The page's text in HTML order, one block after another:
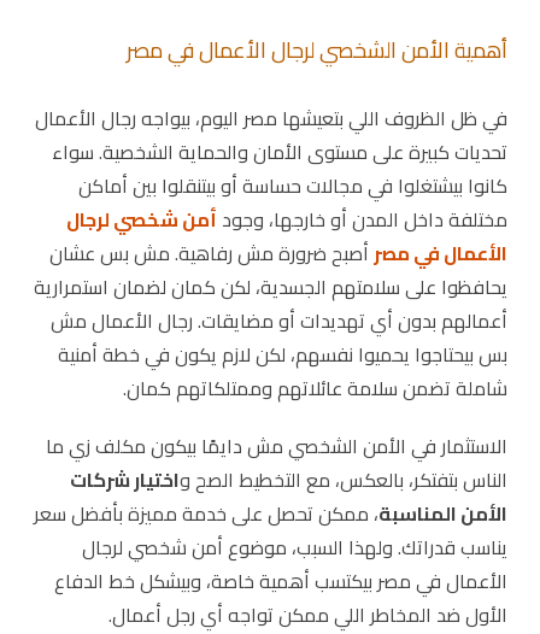
أهمية الأمن الشخصي لرجال الأعمال في مصر
في ظل الظروف اللي بتعيشها مصر اليوم، بيواجه رجال الأعمال
تحديات كبيرة على مستوى الأمان والحماية الشخصية. سواء
كانوا بيشتغلوا في مجالات حساسة أو بيتنقلوا بين أماكن
مختلفة داخل المدن أو خارجها، وجود أمن شخصي لرجال
الأعمال في مصر أصبح ضرورة مش رفاهية. مش بس عشان
يحافظوا على سلامتهم الجسدية، لكن كمان لضمان استمرارية
أعمالهم بدون أي تهديدات أو مضايقات. رجال الأعمال مش
بس بيحتاجوا يحميوا نفسهم، لكن لازم يكون في خطة أمنية
شاملة تضمن سلامة عائلاتهم وممتلكاتهم كمان.
الاستثمار في الأمن الشخصي مش دايمًا بيكون مكلف زي ما
الناس بتفتكر، بالعكس، مع التخطيط الصح واختيار شركات
الأمن المناسبة، ممكن تحصل على خدمة مميزة بأفضل سعر
يناسب قدراتك. ولهذا السبب، موضوع أمن شخصي لرجال
الأعمال في مصر بيكتسب أهمية خاصة، وبيشكل خط الدفاع
الأول ضد المخاطر اللي ممكن تواجه أي رجل أعمال.